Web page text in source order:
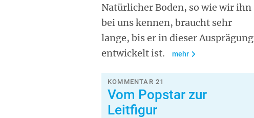
Natürlicher Boden, so wie wir ihn
bei uns kennen, braucht sehr
lange, bis er in dieser Ausprägung
entwickelt ist.
mehr
KOMMENTAR 21
Vom Popstar zur
Leitfigur